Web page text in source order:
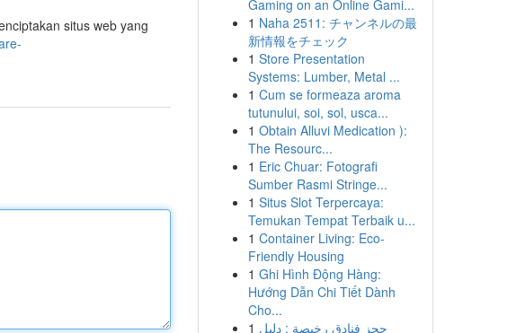
situs web yang
Gaming on an Online Gami...
1 Naha 2511: チャンネルの最
新情報をチェック
1 Store Presentation
Systems: Lumber, Metal ...
1 Cum se formeaza aroma
tutunului, soi, sol, usca...
1 Obtain Alluvi Medication ):
The Resourc...
1 Eric Chuar: Fotografi
Sumber Rasmi Stringe...
1 Situs Slot Terpercaya:
Temukan Tempat Terbaik u...
1 Container Living: Eco-
Friendly Housing
1 Ghi Hình Động Hàng:
Hướng Dẫn Chi Tiết Dành
Cho...
1 حجز فنادق رخيصة : دليل